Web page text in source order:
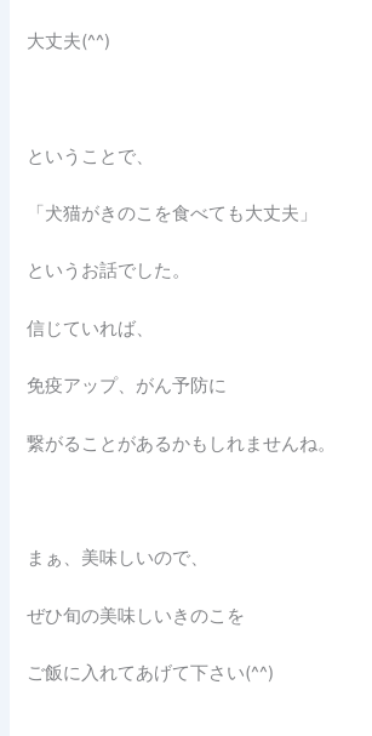
大丈夫(^^)
ということで、
「犬猫がきのこを食べても大丈夫」
というお話でした。
信じていれば、
免疫アップ、がん予防に
繋がることがあるかもしれませんね。
まぁ、美味しいので、
ぜひ旬の美味しいきのこを
ご飯に入れてあげて下さい(^^)